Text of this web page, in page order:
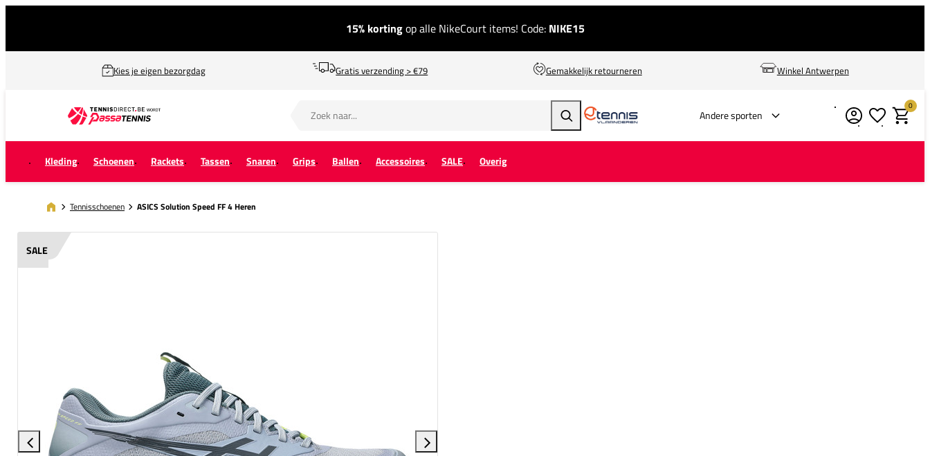
15% kortingop alle NikeCourt items! Code: NIKE15
Kies je eigen bezorgdag Gratis verzending > €79 Gemakkelijk retourneren Winkel Antwerpen
Zoeken Andere sporten Verlanglijstje
0
Kleding Schoenen Rackets Tassen Snaren Grips Ballen Accessoires SALE Overig
Tennisschoenen ASICS Solution Speed FF 4 Heren
SALE